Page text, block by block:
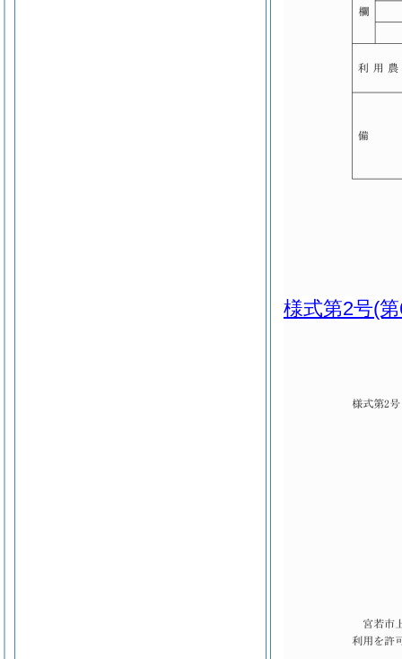
様式第2号(